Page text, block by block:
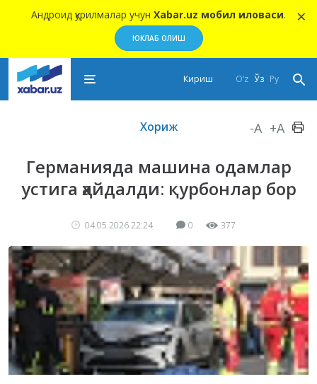
Андроид қурилмалар учун Xabar.uz мобил иловаси.
ЮКЛАБ ОЛИШ
×
O‘z Ўз Ру
Кириш
Хориж -A +A
Германияда машина одамлар
устига ҳайдалди: қурбонлар бор
04.05.2026 22:24 0 377